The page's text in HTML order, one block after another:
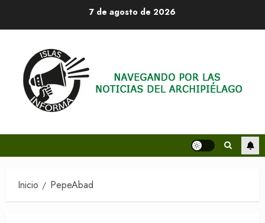
7 de agosto de 2026
Inicio PepeAbad